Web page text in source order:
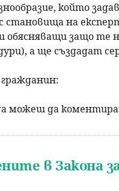
който
становища на
обясняващи защо
а ще създадат
можеш да
в Закона